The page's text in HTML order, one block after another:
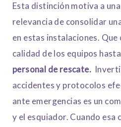
Esta distinción motiva a
relevancia de consolidar
en estas instalaciones.
calidad de los equipos hasta
personal de rescate.
accidentes y protocolos
ante emergencias es un
y el esquiador. Cuando esa